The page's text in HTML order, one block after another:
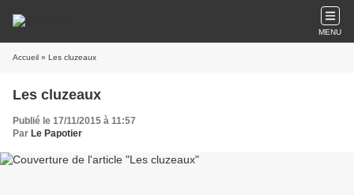
MENU
Accueil » Les cluzeaux
Les cluzeaux
Publié le 17/11/2015 à 11:57
Par Le Papotier